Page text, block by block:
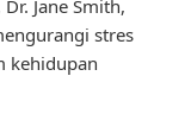
Jane Smith,
stres
kehidupan